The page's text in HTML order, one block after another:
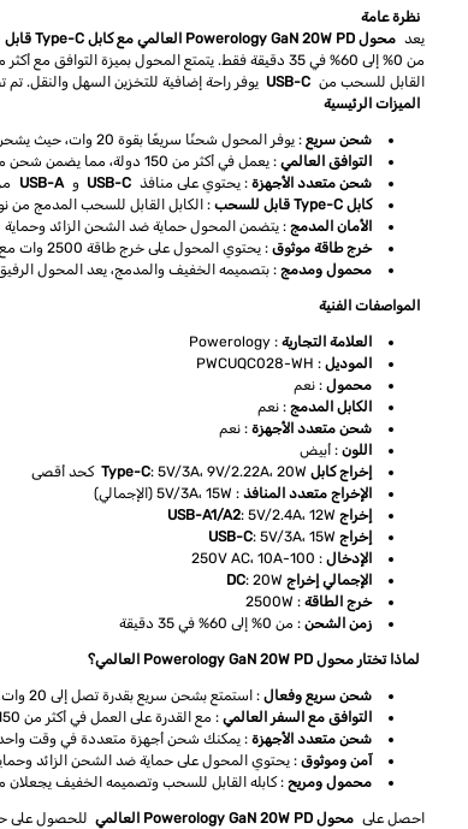
نظرة عامة
يعد محول Powerology GaN 20W PD العالمي مع كابل Type-C قابل للسحب
من 0% إلى 60% في 35 دقيقة فقط. يتمتع المحول بميزة التوافق مع أكثر من 150 دولة، مما يجعله رفيق السفر المثالي للمسافرين الدوليين. كما يحتوي المحول على منافذ
القابل للسحب من USB-C يوفر راحة إضافية للتخزين السهل والنقل. تم
الميزات الرئيسية
شحن سريع : يوفر المحول شحنًا سريعًا بقوة 20 وات، حيث يشحن الأجهزة من 0% إلى 60% في 35 دقيقة فقط.
التوافق العالمي : يعمل في أكثر من 150 دولة، مما يضمن شحن موثوق أثناء السفر الدولي.
شحن متعدد الأجهزة : يحتوي على منافذ USB-C و USB-A
كابل Type-C قابل للسحب
: الكابل القابل للسحب المدمج من
الأمان المدمج : يتضمن المحول حماية ضد الشحن الزائد وحماية
خرج طاقة موثوق : يحتوي المحول على خرج طاقة 2500 وات مع
محمول ومدمج : بتصميمه الخفيف والمدمج، يعد المحول
المواصفات الفنية
العلامة التجارية : Powerology
الموديل : PWCUQC028-WH
محمول : نعم
الكابل المدمج : نعم
شحن متعدد الأجهزة : نعم
اللون : أبيض
إخراج كابل Type-C : 5V/3A، 9V/2.22A، 20W كحد أقصى
الإخراج متعدد المنافذ : 5V/3A، 15W (الإجمالي)
إخراج USB-A1/A2 : 5V/2.4A، 12W
إخراج USB-C : 5V/3A، 15W
الإدخال : 100-250V AC، 10A
الإجمالي إخراج DC : 20W
خرج الطاقة : 2500W
زمن الشحن : من 0% إلى 60% في 35 دقيقة
لماذا تختار محول Powerology GaN 20W PD العالمي؟
شحن سريع وفعال : استمتع بشحن سريع بقدرة تصل إلى 20 وات، مما يضمن أن أجهزتك ستكون جاهزة في وقت قصير.
التوافق مع السفر العالمي : مع القدرة على العمل في أكثر من 150 دولة، يعتبر هذا المحول رفيق السفر المثالي.
شحن متعدد الأجهزة : يمكنك شحن أجهزة متعددة في وقت واحد
آمن وموثوق : يحتوي المحول على حماية ضد الشحن الزائد
محمول ومريح : كابله القابل للسحب وتصميمه الخفيف يجعلان
احصل على محول Powerology GaN 20W PD العالمي للحصول على